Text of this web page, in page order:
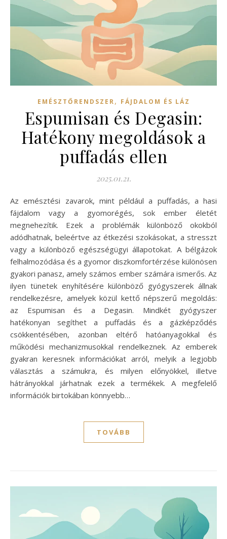
EMÉSZTŐRENDSZER, FÁJDALOM ÉS LÁZ
Espumisan és Degasin:
Hatékony megoldások a
puffadás ellen
2025.01.21.
Az emésztési zavarok, mint például a puffadás, a hasi
fájdalom vagy a gyomorégés, sok ember életét
megnehezítik. Ezek a problémák különböző okokból
adódhatnak, beleértve az étkezési szokásokat, a stresszt
vagy a különböző egészségügyi állapotokat. A bélgázok
felhalmozódása és a gyomor diszkomfortérzése különösen
gyakori panasz, amely számos ember számára ismerős. Az
ilyen tünetek enyhítésére különböző gyógyszerek állnak
rendelkezésre, amelyek közül kettő népszerű megoldás:
az Espumisan és a Degasin. Mindkét gyógyszer
hatékonyan segíthet a puffadás és a gázképződés
csökkentésében, azonban eltérő hatóanyagokkal és
működési mechanizmusokkal rendelkeznek. Az emberek
gyakran keresnek információkat arról, melyik a legjobb
választás a számukra, és milyen előnyökkel, illetve
hátrányokkal járhatnak ezek a termékek. A megfelelő
információk birtokában könnyebb…
TOVÁBB